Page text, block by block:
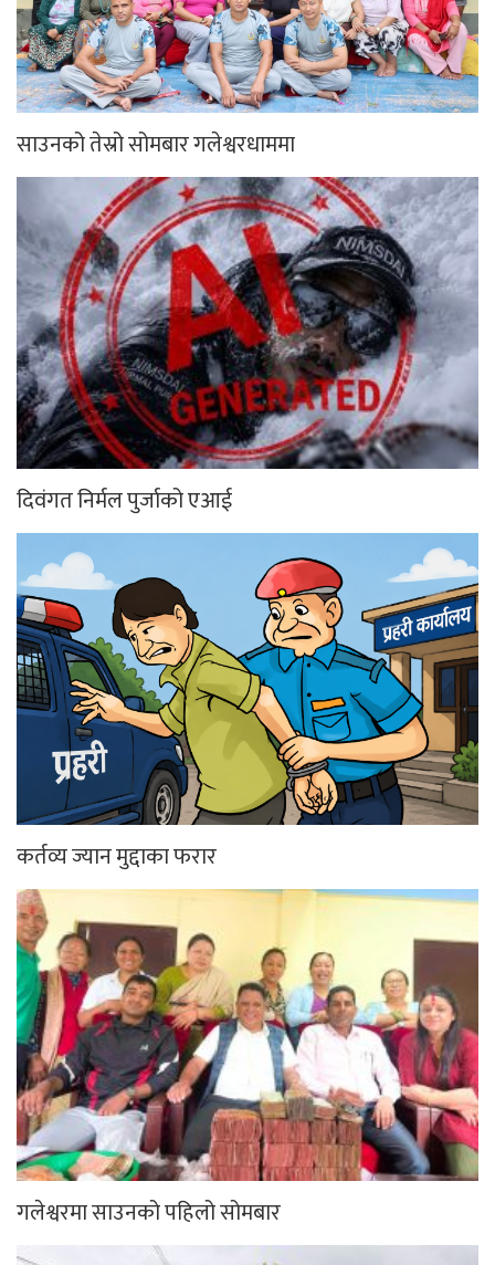
साउनको तेस्रो सोमबार गलेश्वरधाममा
दिवंगत निर्मल पुर्जाको एआई
कर्तव्य ज्यान मुद्दाका फरार
गलेश्वरमा साउनको पहिलो सोमबार